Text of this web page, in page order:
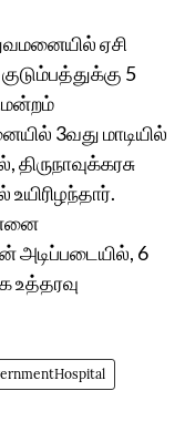
ஏசி
5
3வது மாடியில்
திருநாவுக்கரசு
அடிப்படையில், 6
உத்தரவு